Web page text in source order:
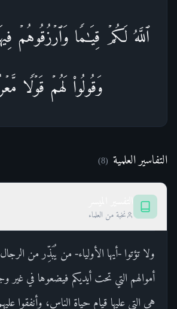
ٱللَّهُ لَكُمۡ قِیَـٰمࣰا وَٱرۡزُقُوهُمۡ
وَقُولُوا۟ لَهُمۡ قَوۡلࣰا
التفاسير العلمية (
8
)
نخبة من العلماء
ولا تؤتوا -أيها الأولياء- من يُبَذِّر من
أموالهم التي تحت أيديكم فيضعوها في غير
هي التي عليها قيام حياة الناس، وأنفقوا